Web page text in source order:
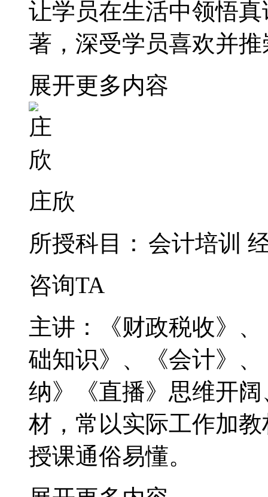
让学员在生活中领悟
著，深受学员喜欢并推
展开更多内容
庄欣
所授科目： 会计培训
咨询TA
主讲：《财政税收》
础知识》、《会计》
纳》《直播》思维开
材，常以实际工作加
授课通俗易懂。